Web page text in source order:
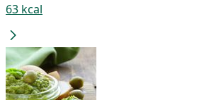
63 kcal